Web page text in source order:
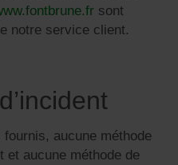
sont
notre service client.
aucune méthode
et aucune méthode de